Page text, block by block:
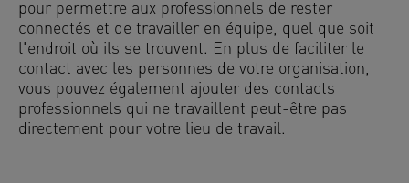
pour permettre aux professionnels de rester
connectés et de travailler en équipe, quel que soit
l'endroit où ils se trouvent. En plus de faciliter le
contact avec les personnes de votre organisation,
vous pouvez également ajouter des contacts
professionnels qui ne travaillent peut-être pas
directement pour votre lieu de travail.